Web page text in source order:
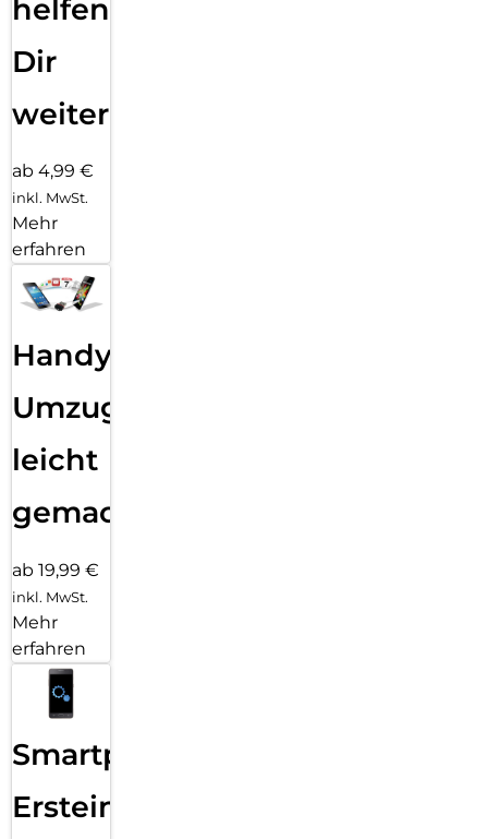
helfen
Dir
weiter
ab 4,99 €
inkl. MwSt.
Mehr
erfahren
Handy
Umzug
leicht
gemacht!
ab 19,99 €
inkl. MwSt.
Mehr
erfahren
Smartphone
Ersteinrichtung